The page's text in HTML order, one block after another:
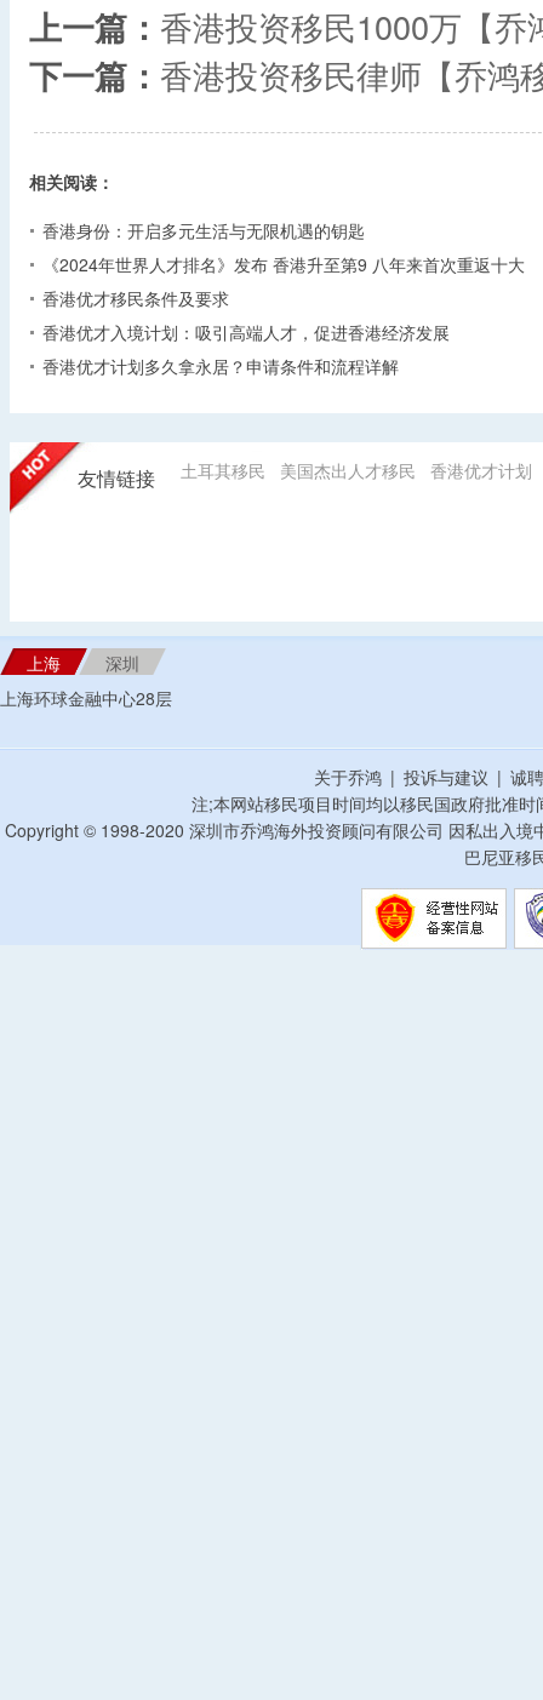
上一篇： 香港投资移民1000万【乔
下一篇： 香港投资移民律师【乔鸿
相关阅读：
香港身份：开启多元生活与无限机遇的钥匙
《2024年世界人才排名》发布 香港升至第9 八年来首次重返十大
香港优才移民条件及要求
香港优才入境计划：吸引高端人才，促进香港经济发展
香港优才计划多久拿永居？申请条件和流程详解
友情链接 土耳其移民 美国杰出人才移民 香港优才计划
上海
深圳
上海环球金融中心28层
关于乔鸿 | 投诉与建议 | 诚
注;本网站移民项目时间均以移民国政府批准
Copyright © 1998-2020 深圳市乔鸿海外投资顾问有限公司 因私出入
巴尼亚移